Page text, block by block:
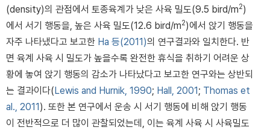
(density)의 관점에서 토종육계가 낮은 사육 밀도(9.5 bird/m2)
에서 서기 행동을, 높은 사육 밀도(12.6 bird/m2)에서 앉기 행동을
자주 나타냈다고 보고한 Ha 등(2011)의 연구결과와 일치한다. 반
면 육계 사육 시 밀도가 높을수록 완전한 휴식을 취하기 어려운 상
황에 놓여 앉기 행동의 감소가 나타났다고 보고한 연구와는 상반되
는 결과이다(Lewis and Hurnik, 1990; Hall, 2001; Thomas et
al., 2011). 또한 본 연구에서 운송 시 서기 행동에 비해 앉기 행동
이 전반적으로 더 많이 관찰되었는데, 이는 육계 사육 시 사육밀도